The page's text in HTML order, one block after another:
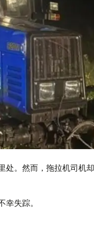
。然而，拖拉机司机
失踪。